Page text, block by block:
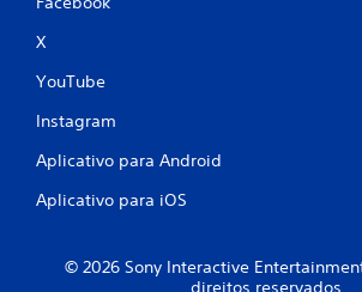
X
YouTube
Instagram
Aplicativo para Android
Aplicativo para iOS
© 2026 Sony Interactive
direitos reservados.